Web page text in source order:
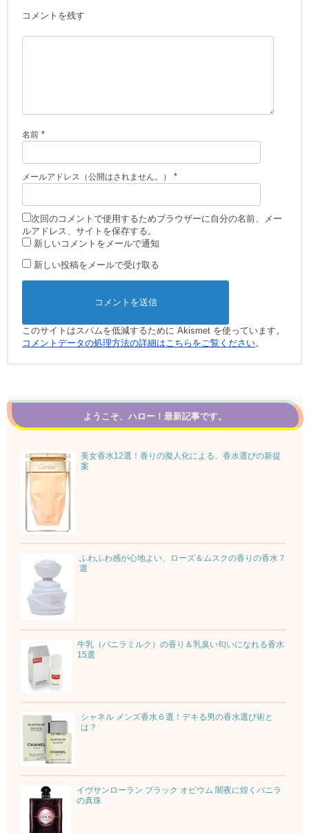
コメントを残す
名前 *
メールアドレス（公開はされません。） *
次回のコメントで使用するためブラウザーに自分の名前、メー
ルアドレス、サイトを保存する。
新しいコメントをメールで通知
新しい投稿をメールで受け取る
このサイトはスパムを低減するために Akismet を使っています。
コメントデータの処理方法の詳細はこちらをご覧ください。
ようこそ、ハロー！最新記事です。
美女香水12選！香りの擬人化による、香水選びの新提
案
ふわふわ感が心地よい、ローズ＆ムスクの香りの香水７
選
牛乳（バニラミルク）の香り＆乳臭い匂いになれる香水
15選
シャネル メンズ香水６選！デキる男の香水選び術と
は？
イヴサンローラン ブラック オピウム 闇夜に煌くバニラ
の真珠